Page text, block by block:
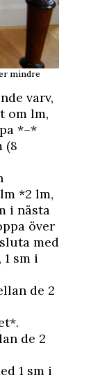
mindre
varv,
om lm,
*–*
(8
*2 lm,
i nästa
över
med
sm i
de 2
de 2
1 sm i